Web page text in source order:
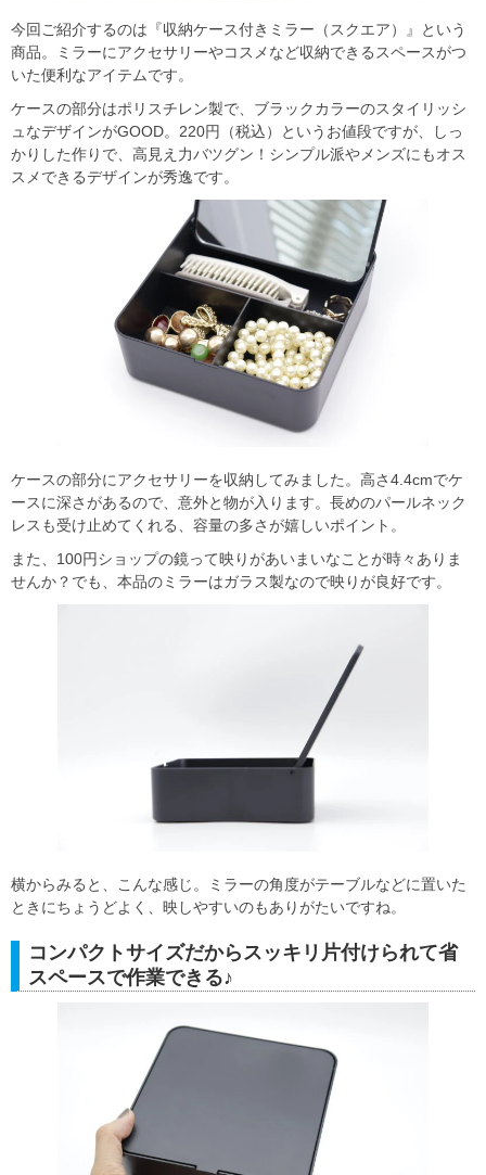
今回ご紹介するのは『収納ケース付きミラー（スクエア）』という
商品。ミラーにアクセサリーやコスメなど収納できるスペースがつ
いた便利なアイテムです。
ケースの部分はポリスチレン製で、ブラックカラーのスタイリッシ
ュなデザインがGOOD。220円（税込）というお値段ですが、しっ
かりした作りで、高見え力バツグン！シンプル派やメンズにもオス
スメできるデザインが秀逸です。
ケースの部分にアクセサリーを収納してみました。高さ4.4cmでケ
ースに深さがあるので、意外と物が入ります。長めのパールネック
レスも受け止めてくれる、容量の多さが嬉しいポイント。
また、100円ショップの鏡って映りがあいまいなことが時々ありま
せんか？でも、本品のミラーはガラス製なので映りが良好です。
横からみると、こんな感じ。ミラーの角度がテーブルなどに置いた
ときにちょうどよく、映しやすいのもありがたいですね。
コンパクトサイズだからスッキリ片付けられて省
スペースで作業できる♪